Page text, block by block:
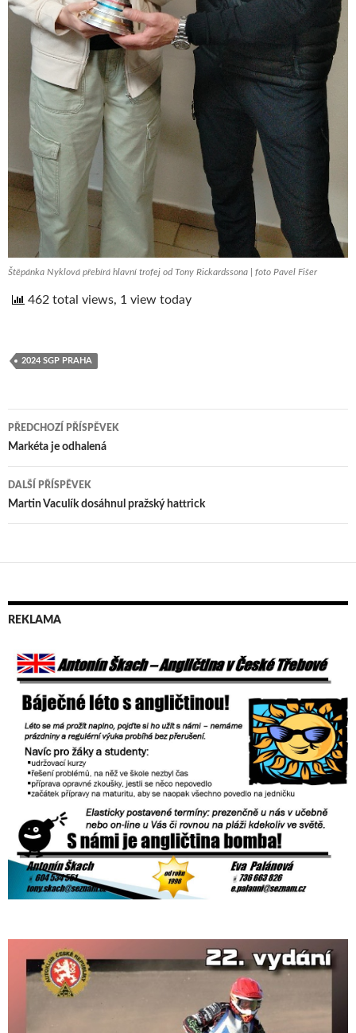
Štěpánka Nyklová přebírá hlavní trofej od Tony Rickardssona | foto Pavel Fišer
462 total views, 1 view today
2024 SGP PRAHA
Navigace
pro
příspěvek
PŘEDCHOZÍ PŘÍSPĚVEK
Markéta je odhalená
DALŠÍ PŘÍSPĚVEK
Martin Vaculík dosáhnul pražský hattrick
REKLAMA